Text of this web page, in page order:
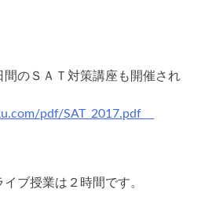
間のＳＡＴ対策講座も開催され
pdf/SAT_2017.pdf
ブ授業は２時間です。